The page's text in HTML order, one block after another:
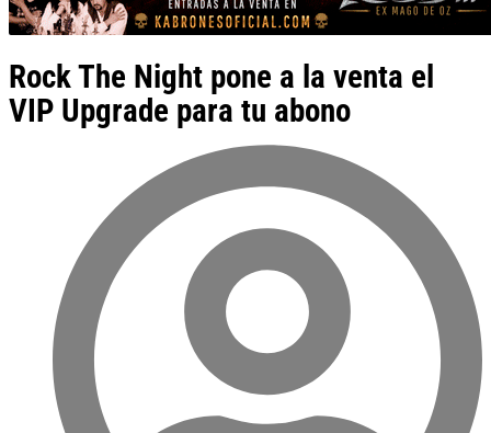
Rock The Night pone a la venta el
VIP Upgrade para tu abono